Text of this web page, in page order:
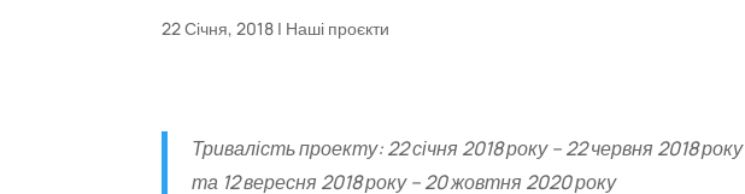
22 Січня, 2018 | Наші проєкти
Тривалість проекту: 22 січня 2018 року – 22 червня 2018 року
та 12 вересня 2018 року – 20 жовтня 2020 року